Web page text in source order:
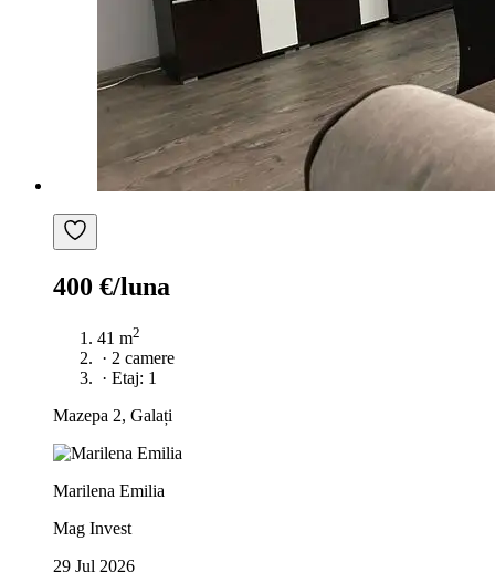
400 €/luna
41 m2
· 2 camere
· Etaj: 1
Mazepa 2, Galați
Marilena Emilia
Mag Invest
29 Jul 2026